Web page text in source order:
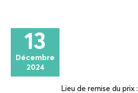
13
Décembre
2024
Lieu de remise du prix :